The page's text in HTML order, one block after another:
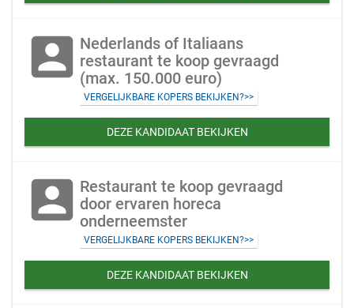
account_box Nederlands of Italiaans
restaurant te koop gevraagd
(max. 150.000 euro)
VERGELIJKBARE KOPERS BEKIJKEN?>>
DEZE KANDIDAAT BEKIJKEN
account_box Restaurant te koop gevraagd
door ervaren horeca
onderneemster
VERGELIJKBARE KOPERS BEKIJKEN?>>
DEZE KANDIDAAT BEKIJKEN